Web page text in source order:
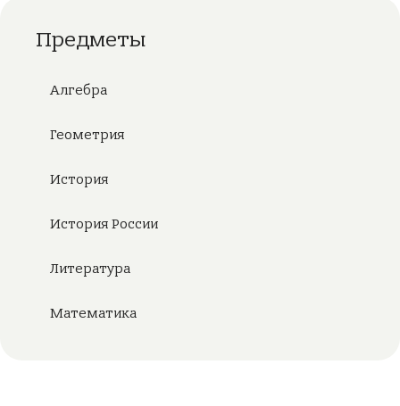
Предметы
Алгебра
Геометрия
История
История России
Литература
Математика